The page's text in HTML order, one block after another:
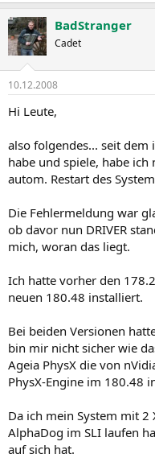
BadStranger
Cadet
10.12.2008
Hi Leute,
also folgendes... seit
habe und spiele, habe
autom. Restart des
Die Fehlermeldung war
ob davor nun DRIVER
mich, woran das liegt.
Ich hatte vorher den
neuen 180.48 installiert.
Bei beiden Versionen
bin mir nicht sicher wie
Ageia PhysX die von
PhysX-Engine im 180.48
Da ich mein System mit 2
AlphaDog im SLI laufen
auf sich hat.